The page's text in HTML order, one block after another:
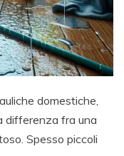
domestiche,
differenza fra una
Spesso piccoli